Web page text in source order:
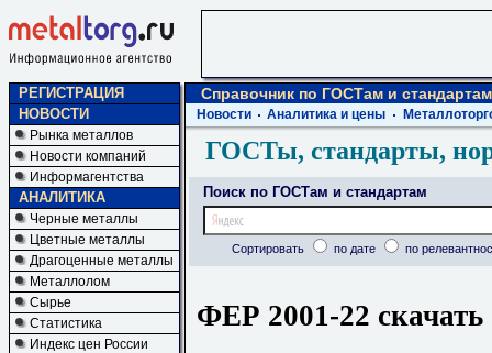
РЕГИСТРАЦИЯ
НОВОСТИ
Рынка металлов
Новости компаний
Информагентства
АНАЛИТИКА
Черные металлы
Цветные металлы
Драгоценные металлы
Металлолом
Сырье
Статистика
Индекс цен России
Справочник по ГОСТам и стандартам
Новости Аналитика и цены
ГОСТы, стандарты,
Поиск по ГОСТам и стандартам
Сортировать по дате по
ФЕР 2001-22 скачать